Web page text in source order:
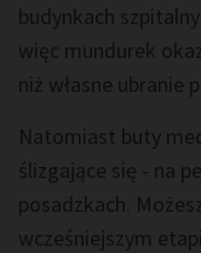
budynkach
więc mundurek
niż własne ubranie
Natomiast buty
ślizgające się - na
posadzkach.
wcześniejszym